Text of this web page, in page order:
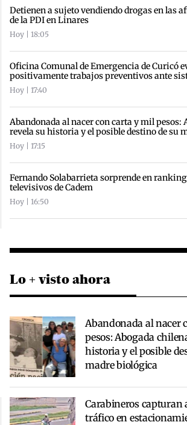
Detienen a sujeto vendiendo drogas en las
de la PDI en Linares
Hoy | 18:05
Oficina Comunal de Emergencia de Curicó
positivamente trabajos preventivos ante
Hoy | 17:40
Abandonada al nacer con carta y mil pesos:
revela su historia y el posible destino de su
Hoy | 17:15
Fernando Solabarrieta sorprende en
televisivos de Cadem
Hoy | 16:50
Lo + visto ahora
Abandonada al nacer
pesos: Abogada
historia y el posible
madre biológica
Carabineros capturan
tráfico en